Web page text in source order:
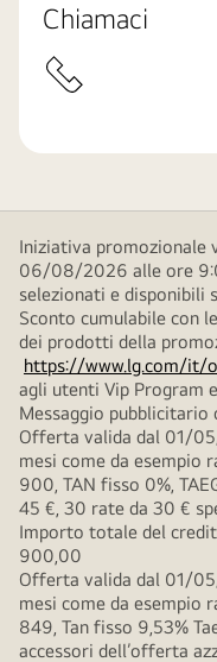
Chiamaci
Iniziativa promozionale
06/08/2026 alle ore
selezionati e disponibili
Sconto cumulabile con
dei prodotti della
https://www.lg.com/
agli utenti Vip Program
Messaggio
Offerta valida dal 01/
mesi come da esempio
900, TAN fisso 0%,
45 €, 30 rate da 30 €
Importo totale del
900,00
Offerta valida dal 01/
mesi come da esempio
849, Tan fisso 9,53%
accessori dell’offerta